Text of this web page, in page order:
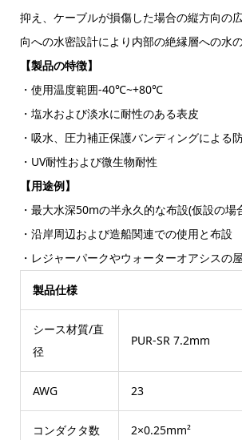
抑え、ケーブルが損傷した場合の縦方向の
向への水密設計により内部の絶縁層への水
【製品の特徴】
・使用温度範囲-40℃~+80℃
・塩水および淡水に耐性のある表皮
・吸水、圧力補正保護バンディングによる
・UV耐性および微生物耐性
【用途例】
・最大水深50mの半永久的な布設(仮設の
・沿岸周辺および造船関連での使用と布設
・レジャーパークやウォーターオアシスの
製品仕様
シース材質/直
径
PUR-SR 7.2mm
AWG 23
コンダクタ数 2×0.25mm²